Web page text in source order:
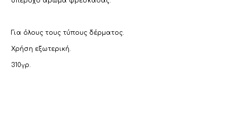
Για όλους τους τύπους δέρματος.
Χρήση εξωτερική.
310γρ.